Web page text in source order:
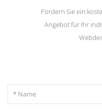
Fordern Sie ein
Angebot für Ihr